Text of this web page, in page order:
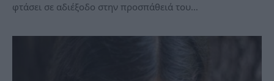
φτάσει σε αδιέξοδο στην προσπάθειά του…